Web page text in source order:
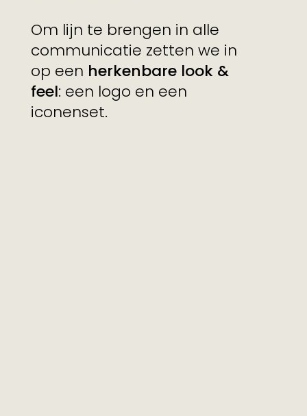
Om lijn te brengen in alle
communicatie zetten we in
op een herkenbare look &
feel: een logo en een
iconenset.